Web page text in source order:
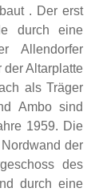
. Der erst
durch eine
Allendorfer
der Altarplatte
als Träger
Ambo sind
1959. Die
der
des
durch eine